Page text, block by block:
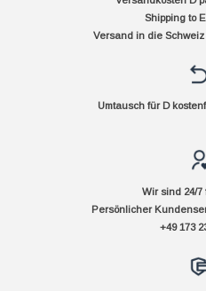
Shipping to
Versand in die
Umtausch für D
Wir sind 24/7
Persönlicher
+49 173